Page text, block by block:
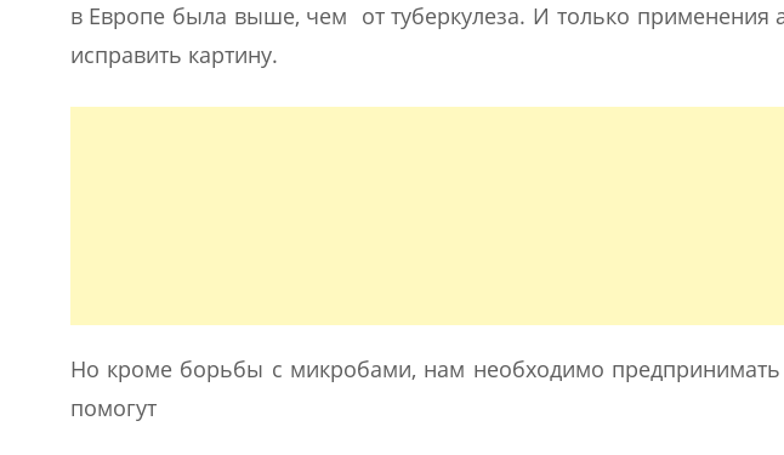
в Европе была выше, чем от туберкулеза. И только применения
исправить картину.
Но кроме борьбы с микробами, нам необходимо предпринимать
помогут